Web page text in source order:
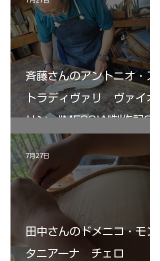
斉藤さんのアントニオ・ス
トラディヴァリ ヴァイオ
リン ”MESSIA"制作記33
田中さんのドメニコ・モン
タニアーナ チェロ
7月27日